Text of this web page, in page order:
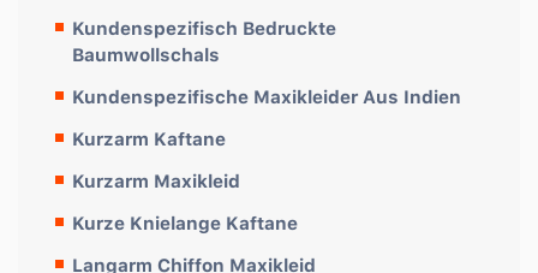
Kundenspezifisch Bedruckte
Baumwollschals
Kundenspezifische Maxikleider Aus Indien
Kurzarm Kaftane
Kurzarm Maxikleid
Kurze Knielange Kaftane
Langarm Chiffon Maxikleid